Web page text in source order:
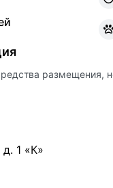
размещения,
1 «К»